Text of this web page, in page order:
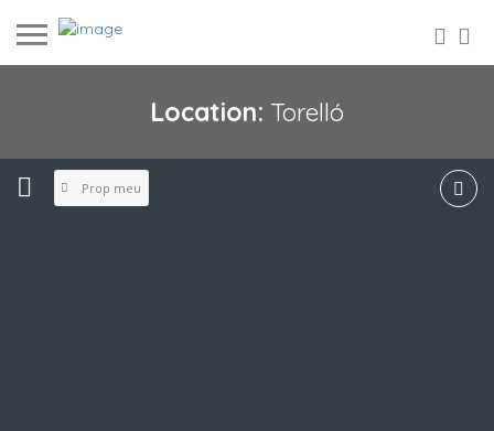
Location: Torelló
Prop meu